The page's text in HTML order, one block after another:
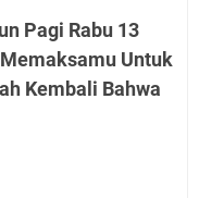
Pagi Rabu 13
Untuk
Kembali Bahwa